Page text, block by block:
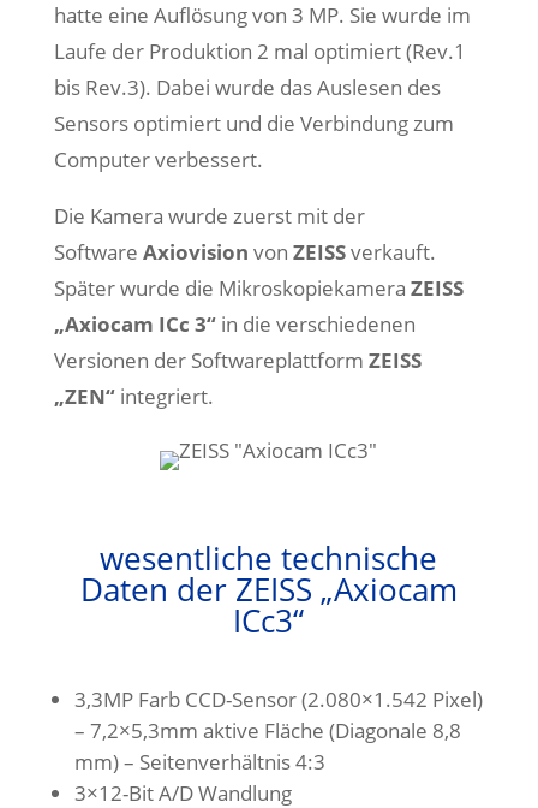
hatte eine Auflösung von 3 MP. Sie wurde im
Laufe der Produktion 2 mal optimiert (Rev.1
bis Rev.3). Dabei wurde das Auslesen des
Sensors optimiert und die Verbindung zum
Computer verbessert.
Die Kamera wurde zuerst mit der
Software Axiovision von ZEISSverkauft.
Später wurde die Mikroskopiekamera ZEISS
„Axiocam ICc 3“in die verschiedenen
Versionen der Softwareplattform ZEISS
„ZEN“integriert.
wesentliche technische
Daten der ZEISS „Axiocam
ICc3“
3,3MP Farb CCD-Sensor (2.080×1.542 Pixel)
– 7,2×5,3mm aktive Fläche (Diagonale 8,8
mm) – Seitenverhältnis 4:3
3×12-Bit A/D Wandlung